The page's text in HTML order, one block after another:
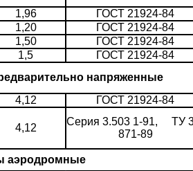
1,96 ГОСТ 21924-84
1,20 ГОСТ 21924-84
1,50 ГОСТ 21924-84
1,5 ГОСТ 21924-84
напряженные
4,12 ГОСТ 21924-84
4,12
Серия 3.503 1-91, ТУ
871-89
аэродромные